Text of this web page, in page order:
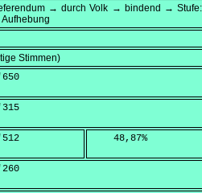
→ durch Volk → bindend →
Stimmen)
    48,87
%